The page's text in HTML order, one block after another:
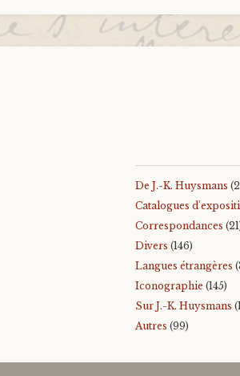
De J.-K. Huysmans
Catalogues
Correspondances
Divers (146)
Langues étrangères
Iconographie (145)
Sur J.-K. Huysmans
Autres (99)